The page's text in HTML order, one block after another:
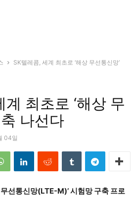
SK텔레콤, 세계 최초로 ‘해상 무선통신망’
최초로 ‘해상 무
나선다
04일
선통신망(LTE-M)’ 시험망 구축 프로